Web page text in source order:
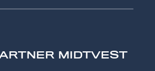
MIDTVEST